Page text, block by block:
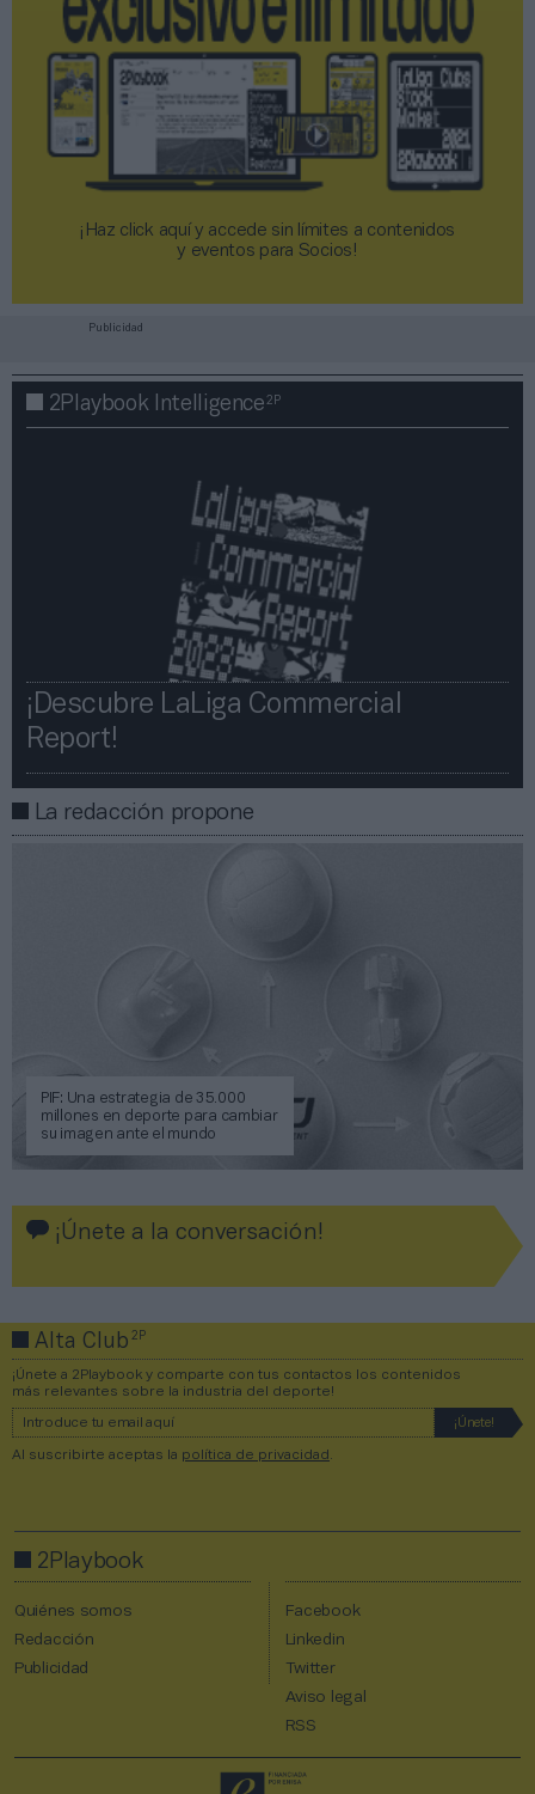
¡Haz click aquí y accede sin límites a contenidos
y eventos para Socios!​​​​​​​
Publicidad
2Playbook Intelligence2P
¡Descubre LaLiga Commercial
Report!​​
La redacción propone
PIF: Una estrategia de 35.000
millones en deporte para cambiar
su imagen ante el mundo
¡Únete a la conversación!
Alta Club2P
¡Únete a 2Playbook y comparte con tus contactos los contenidos
más relevantes sobre la industria del deporte!
Al suscribirte aceptas la política de privacidad
2Playbook
Quiénes somos
Redacción
Publicidad
Facebook
Linkedin
Twitter
Aviso legal
RSS